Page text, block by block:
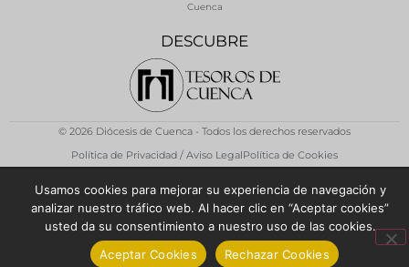
DESCUBRE
Cuenca
© 2026 Diócesis de Cuenca - Todos los derechos reservados
Política de Privacidad / Aviso LegalPolítica de Cookies
Usamos cookies para mejorar su experiencia de navegación y
analizar nuestro tráfico web. Al hacer clic en “Aceptar cookies”
usted da su consentimiento a nuestro uso de las cookies.
Aceptar Cookies
Rechazar Cookies